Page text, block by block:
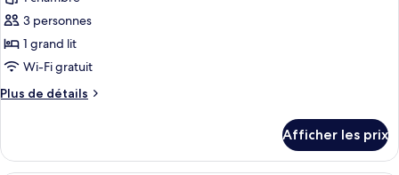
pour
ce
type
chambre :
3 personnes
1 grand lit
Wi-Fi gratuit
Plus de détails
Plus
Duplex
Afficher les prix